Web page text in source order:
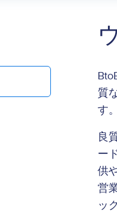
質
す。
良
ー
供
営
ッ